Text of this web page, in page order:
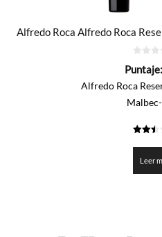
Alfredo Roca Alfredo Roca
de
Puntaje:
Alfredo Roca
Leer